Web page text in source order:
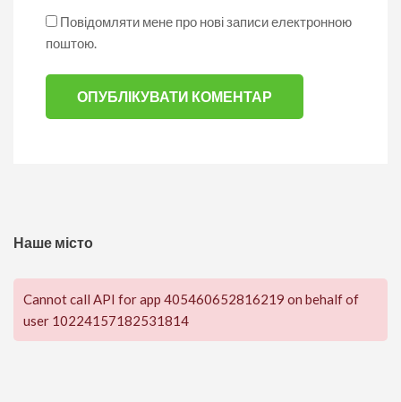
Повідомляти мене про нові записи електронною
поштою.
Наше місто
Cannot call API for app 405460652816219 on behalf of
user 10224157182531814